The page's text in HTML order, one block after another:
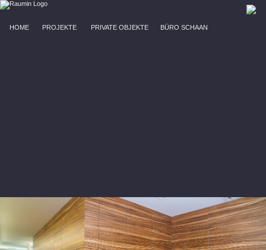
HOME PROJEKTE PRIVATE OBJEKTE BÜRO SCHAAN